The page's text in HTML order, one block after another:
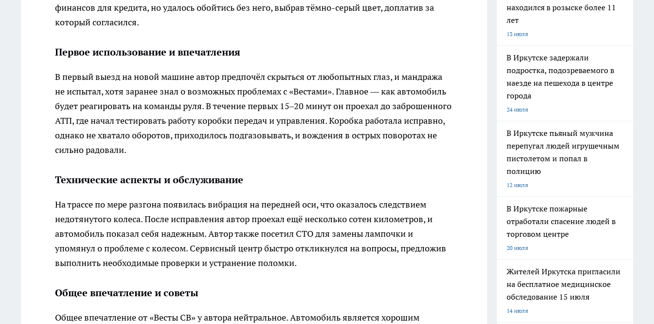
финансов для кредита, но удалось обойтись без него, выбрав тёмно-серый цвет, доплатив за
который согласился.
Первое использование и впечатления
В первый выезд на новой машине автор предпочёл скрыться от любопытных глаз, и мандража
не испытал, хотя заранее знал о возможных проблемах с «Вестами». Главное — как автомобиль
будет реагировать на команды руля. В течение первых 15–20 минут он проехал до заброшенного
АТП, где начал тестировать работу коробки передач и управления. Коробка работала исправно,
однако не хватало оборотов, приходилось подгазовывать, и вождения в острых поворотах не
сильно радовали.
Технические аспекты и обслуживание
На трассе по мере разгона появилась вибрация на передней оси, что оказалось следствием
недотянутого колеса. После исправления автор проехал ещё несколько сотен километров, и
автомобиль показал себя надежным. Автор также посетил СТО для замены лампочки и
упомянул о проблеме с колесом. Сервисный центр быстро откликнулся на вопросы, предложив
выполнить необходимые проверки и устранение поломки.
Общее впечатление и советы
Общее впечатление от «Весты СВ» у автора нейтральное. Автомобиль является хорошим
находился в розыске более 11
лет
13 июля
В Иркутске задержали
подростка, подозреваемого в
наезде на пешехода в центре
города
24 июля
В Иркутске пьяный мужчина
перепугал людей игрушечным
пистолетом и попал в
полицию
12 июля
В Иркутске пожарные
отработали спасение людей в
торговом центре
20 июля
Жителей Иркутска пригласили
на бесплатное медицинское
обследование 15 июля
14 июля